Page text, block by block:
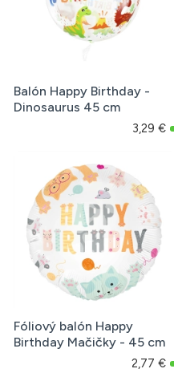
Balón Happy Birthday -
Dinosaurus 45 cm
3,29 €
Fóliový balón Happy
Birthday Mačičky - 45 cm
2,77 €